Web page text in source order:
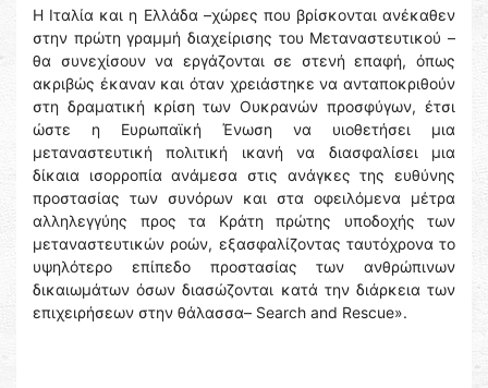
Η Ιταλία και η Ελλάδα –χώρες που βρίσκονται ανέκαθεν
στην πρώτη γραμμή διαχείρισης του Μεταναστευτικού –
θα συνεχίσουν να εργάζονται σε στενή επαφή, όπως
ακριβώς έκαναν και όταν χρειάστηκε να ανταποκριθούν
στη δραματική κρίση των Ουκρανών προσφύγων, έτσι
ώστε η Ευρωπαϊκή Ένωση να υιοθετήσει μια
μεταναστευτική πολιτική ικανή να διασφαλίσει μια
δίκαια ισορροπία ανάμεσα στις ανάγκες της ευθύνης
προστασίας των συνόρων και στα οφειλόμενα μέτρα
αλληλεγγύης προς τα Κράτη πρώτης υποδοχής των
μεταναστευτικών ροών, εξασφαλίζοντας ταυτόχρονα το
υψηλότερο επίπεδο προστασίας των ανθρώπινων
δικαιωμάτων όσων διασώζονται κατά την διάρκεια των
επιχειρήσεων στην θάλασσα– Search and Rescue».